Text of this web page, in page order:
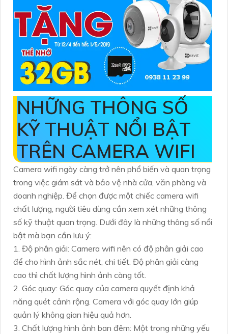
NHỮNG THÔNG SỐ
KỸ THUẬT NỔI BẬT
TRÊN CAMERA WIFI
Camera wifi ngày càng trở nên phổ biến và quan trọng
trong việc giám sát và bảo vệ nhà cửa, văn phòng và
doanh nghiệp. Để chọn được một chiếc camera wifi
chất lượng, người tiêu dùng cần xem xét những thông
số kỹ thuật quan trọng. Dưới đây là những thông số nổi
bật mà bạn cần lưu ý:
1. Độ phân giải: Camera wifi nên có độ phân giải cao
để cho hình ảnh sắc nét, chi tiết. Độ phân giải càng
cao thì chất lượng hình ảnh càng tốt.
2. Góc quay: Góc quay của camera quyết định khả
năng quét cảnh rộng. Camera với góc quay lớn giúp
quản lý không gian hiệu quả hơn.
3. Chất lượng hình ảnh ban đêm: Một trong những yếu